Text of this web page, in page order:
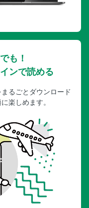
も！
ンで読める
るごとダウンロード
楽しめます。